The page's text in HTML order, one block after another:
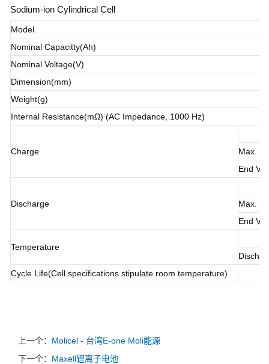
Sodium-ion Cylindrical Cell
Model
Nominal Capacitty(Ah)
Nominal Voltage(V)
Dimension(mm)
Weight(g)
Internal Resistance(mΩ) (AC Impedance, 1000 Hz)
Charge
Max.
End
Discharge
Max.
End
Temperature
Cycle Life(Cell specifications stipulate room temperature)
上一个： Molicel - 台湾E-one Moli能源
下一个： Maxell锂离子电池